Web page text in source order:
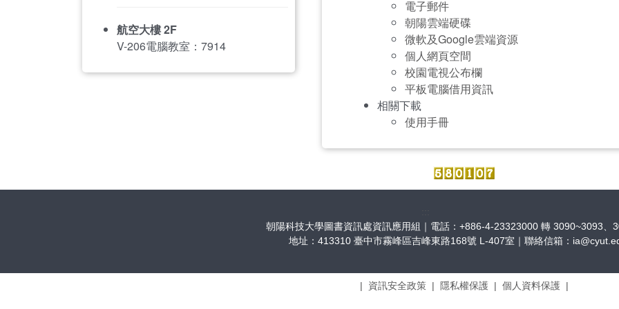
航空大樓 2F
V-206電腦教室：7914
電子郵件
朝陽雲端硬碟
微軟及Google雲端資源
個人網頁空間
校園電視公布欄
平板電腦借用資訊
相關下載
使用手冊
朝陽科技大學圖書資訊處資訊應用組｜電話：+886-4-23323000 轉 3090~3093、
地址：413310 臺中市霧峰區吉峰東路168號 L-407室｜聯絡信箱：
| 資訊安全政策 | 隱私權保護 | 個人資料保護 |